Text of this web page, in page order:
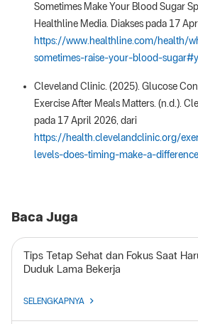
Sometimes Make Your Blood Sugar
Healthline Media. Diakses pada 17
https://www.healthline.com/health/
sometimes-raise-your-blood-
Cleveland Clinic. (2025). Glucose
Exercise After Meals Matters. (n.d.).
pada 17 April 2026, dari
https://health.clevelandclinic.org/
levels-does-timing-make-a-difference
Baca Juga
Tips Tetap Sehat dan Fokus Saat
Duduk Lama Bekerja
SELENGKAPNYA